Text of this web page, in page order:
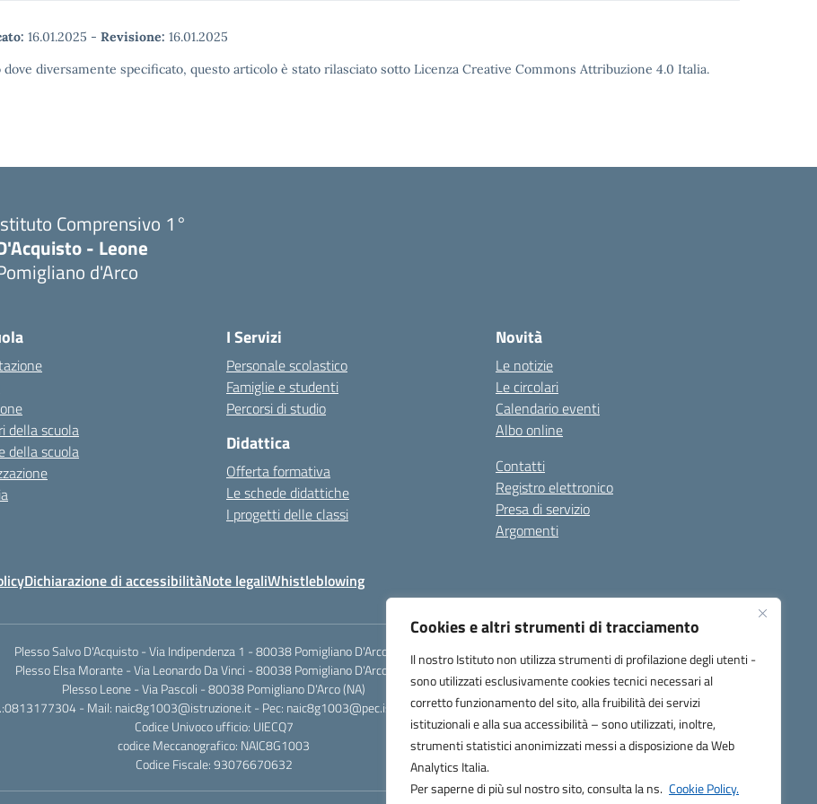
Cookies e altri strumenti di tracciamento
Il nostro Istituto non utilizza strumenti di profilazione degli utenti -
sono utilizzati esclusivamente cookies tecnici necessari al
corretto funzionamento del sito, alla fruibilità dei servizi
istituzionali e alla sua accessibilità – sono utilizzati, inoltre,
strumenti statistici anonimizzati messi a disposizione da Web
Analytics Italia.
Per saperne di più sul nostro sito, consulta la ns. Cookie Policy.
16.01.2025 - Revisione: 16.01.2025
dove diversamente specificato, questo articolo è stato rilasciato sotto Licenza Creative Commons Attribuzione 4.0 Italia.
Comprensivo 1°
- Leone
d'Arco
della scuola
della scuola
I Servizi
Personale scolastico
Famiglie e studenti
Percorsi di studio
Didattica
Offerta formativa
Le schede didattiche
I progetti delle classi
Novità
Le notizie
Le circolari
Calendario eventi
Albo online
Contatti
Registro elettronico
Presa di servizio
Argomenti
Dichiarazione di accessibilitàNote legaliWhistleblowing
Plesso Salvo D'Acquisto - Via Indipendenza 1 - 80038 Pomigliano D'Arco (NA)
Plesso Elsa Morante - Via Leonardo Da Vinci - 80038 Pomigliano D'Arco (NA)
Plesso Leone - Via Pascoli - 80038 Pomigliano D'Arco (NA)
- Mail: naic8g1003@istruzione.it - Pec: naic8g1003@pec.istruzione.it
Codice Univoco ufficio: UIECQ7
codice Meccanografico: NAIC8G1003
Codice Fiscale: 93076670632